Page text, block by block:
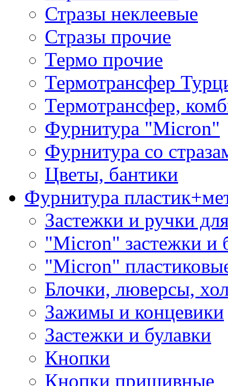
Стразы неклеевые
Стразы прочие
Термо прочие
Термотрансфер
Термотрансфер,
Фурнитура "Micron"
Фурнитура со
Цветы, бантики
Фурнитура
Застежки и ручки
"Micron" застежки и
"Micron"
Блочки, люверсы,
Зажимы и концевики
Застежки и булавки
Кнопки
Кнопки пришивные